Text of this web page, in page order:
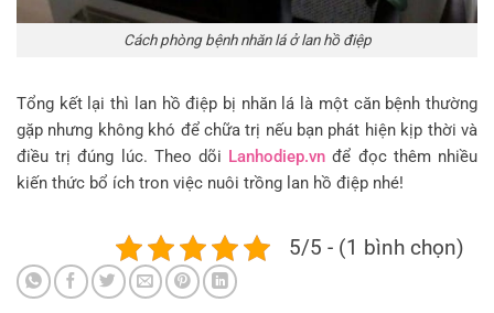
Cách phòng bệnh nhăn lá ở lan hồ điệp
Tổng kết lại thì lan hồ điệp bị nhăn lá là một căn bệnh thường
gặp nhưng không khó để chữa trị nếu bạn phát hiện kịp thời và
điều trị đúng lúc. Theo dõi Lanhodiep.vn để đọc thêm nhiều
kiến thức bổ ích tron việc nuôi trồng lan hồ điệp nhé!
5/5 - (1 bình chọn)